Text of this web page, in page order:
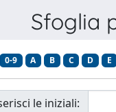
Sfoglia
0-9 A B C D E
le iniziali: